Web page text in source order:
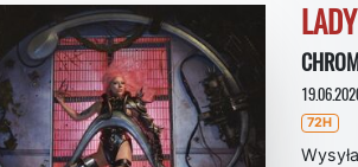
72H